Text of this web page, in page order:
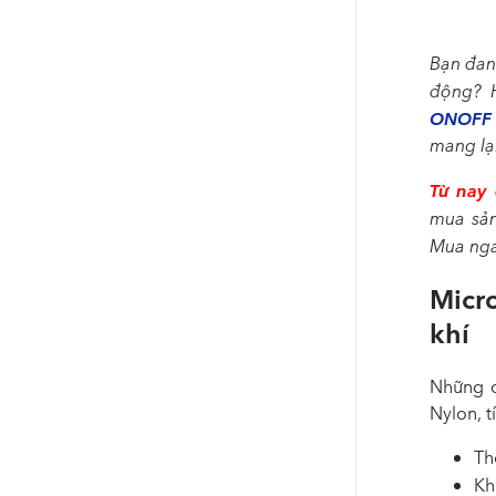
Bạn
động?
ONOFF
mang
Từ
mua
Mua
khí
Những
Nylon,